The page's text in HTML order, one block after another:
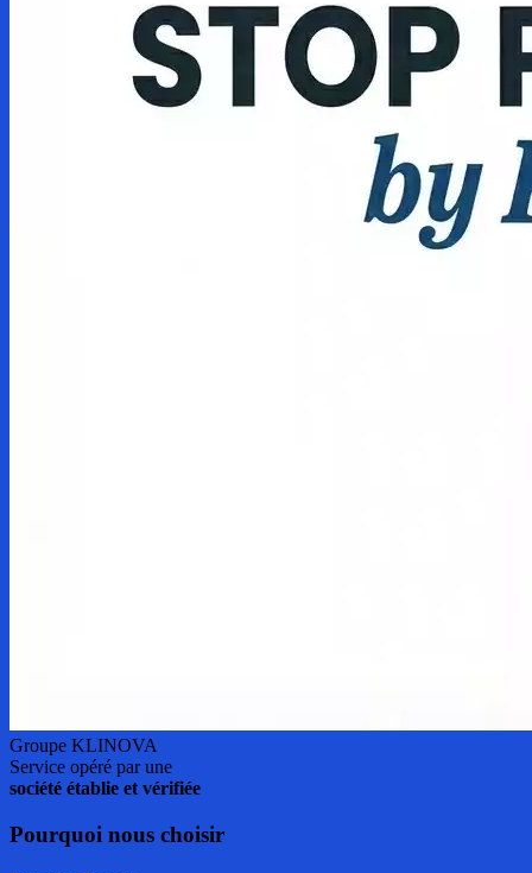
Groupe KLINOVA
Service opéré par une
société établie et vérifiée
Pourquoi nous choisir